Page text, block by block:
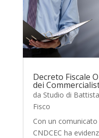
Decreto Fiscale
dei
da Studio di Battista
Fisco
Con un
CNDCEC ha